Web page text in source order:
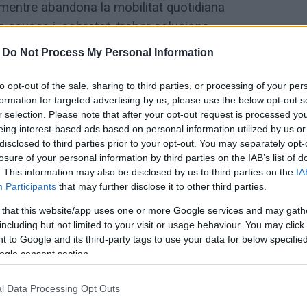
Do Not Process My Personal Information
opt-out of the sale, sharing to third parties, or processing of your
for targeted advertising by us, please use the below opt-out
selection. Please note that after your opt-out request is processed
interest-based ads based on personal information utilized by us
to third parties prior to your opt-out. You may separately
of your personal information by third parties on the IAB’s list of
This information may also be disclosed by us to third parties on the
Participants that may further disclose it to other third parties.
that this website/app uses one or more Google services and may
but not limited to your visit or usage behaviour. You may
to Google and its third-party tags to use your data for below
consent section.
Data Processing Opt Outs
abandona la mobilitat quotidiana
causes i, sobretot, trobar solucions
territori.
d’agafar el tren cada matí s’ha
tren parat a qualsevol estació per un
a mig camí i buscar-me la vida per
coneguda popularment com la "línia
d’una malaltia crònica:
puntual. El col·lapse de la mobilitat
que afecta els serveis públics de
s’estan veient vulnerats de manera
una situació de desemparament